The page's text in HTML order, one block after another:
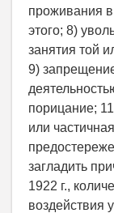
проживания в
этого; 8)
занятия той
9)
порицание;
или
загладить
1922 г.,
воздействия